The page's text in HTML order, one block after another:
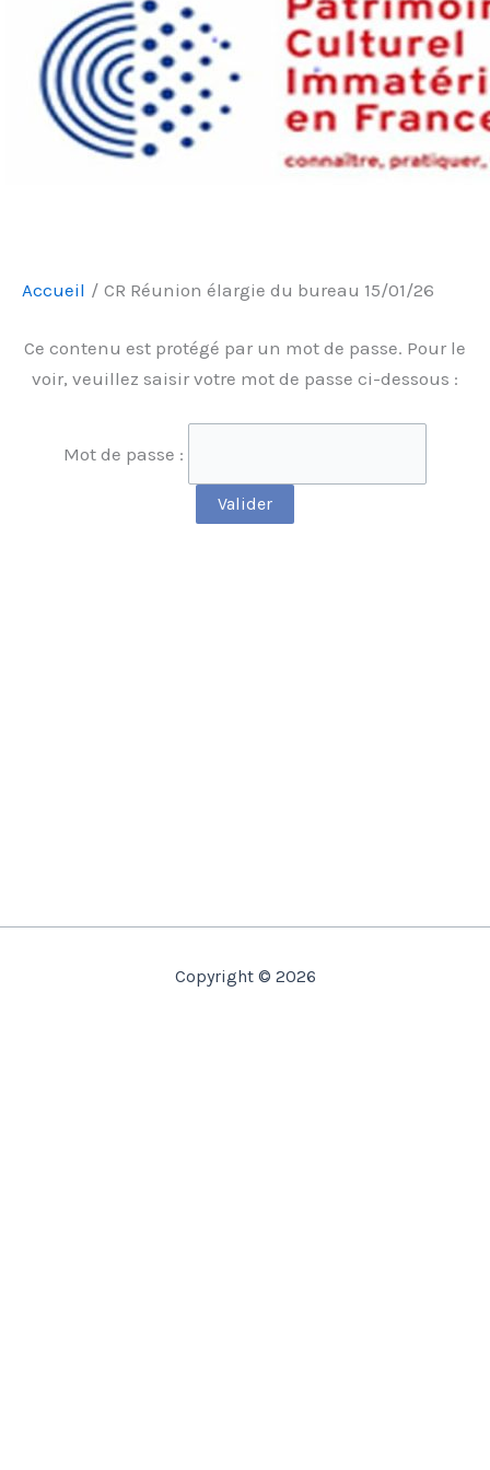
Accueil CR Réunion élargie du bureau 15/01/26
Ce contenu est protégé par un mot de passe. Pour le
voir, veuillez saisir votre mot de passe ci-dessous :
Mot de passe :
Copyright © 2026